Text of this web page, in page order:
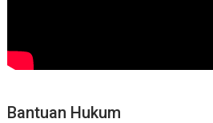
Bantuan Hukum